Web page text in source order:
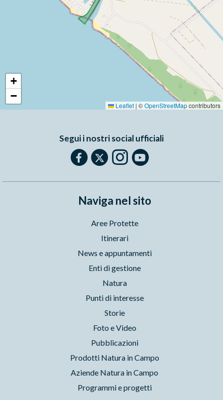
+
−
Leaflet | ©OpenStreetMapcontributors
Segui i nostri social ufficiali
Naviga nel sito
Aree Protette
Itinerari
News e appuntamenti
Enti di gestione
Natura
Punti di interesse
Storie
Foto e Video
Pubblicazioni
Prodotti Natura in Campo
Aziende Natura in Campo
Programmi e progetti